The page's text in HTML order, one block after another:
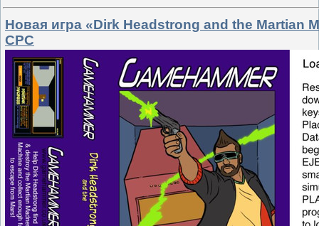
Новая игра «Dirk Headstrong and the Martian
CPC